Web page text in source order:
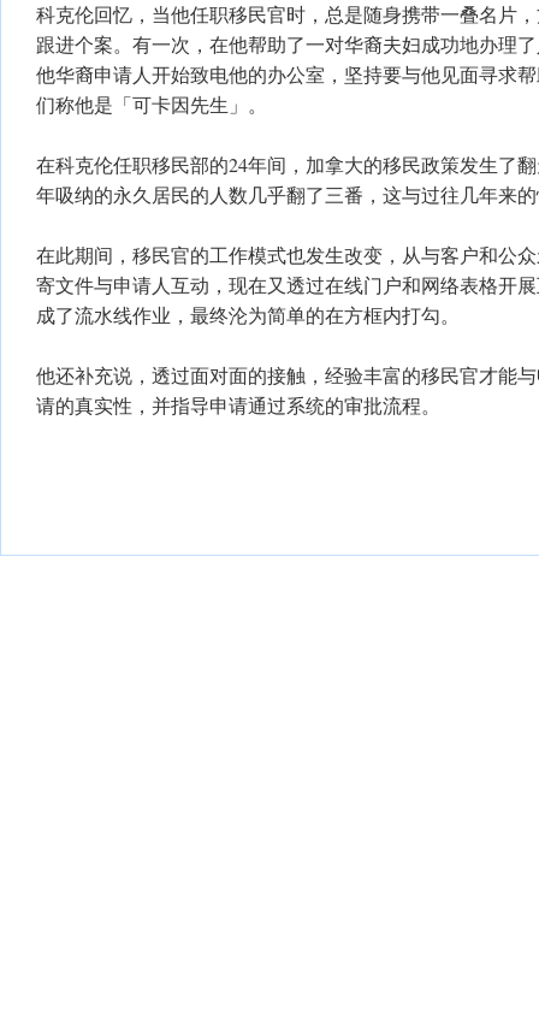
科克伦回忆，当他任职移民官时，总是随身携带一叠名片
跟进个案。有一次，在他帮助了一对华裔夫妇成功地办理
他华裔申请人开始致电他的办公室，坚持要与他见面寻求
们称他是「可卡因先生」。
在科克伦任职移民部的24年间，加拿大的移民政策发生了
年吸纳的永久居民的人数几乎翻了三番，这与过往几年来
在此期间，移民官的工作模式也发生改变，从与客户和公
寄文件与申请人互动，现在又透过在线门户和网络表格开
成了流水线作业，最终沦为简单的在方框内打勾。
他还补充说，透过面对面的接触，经验丰富的移民官才能
请的真实性，并指导申请通过系统的审批流程。